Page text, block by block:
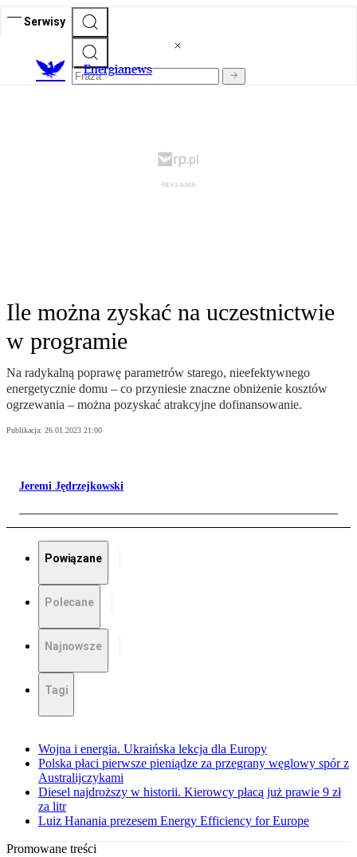
Serwisy
Energianews
Ile można zyskać na uczestnictwie
w programie
Na radykalną poprawę parametrów starego, nieefektywnego
energetycznie domu – co przyniesie znaczne obniżenie kosztów
ogrzewania – można pozyskać atrakcyjne dofinansowanie.
Publikacja: 26.01.2023 21:00
Jeremi Jędrzejkowski
Powiązane
Polecane
Najnowsze
Tagi
Wojna i energia. Ukraińska lekcja dla Europy
Polska płaci pierwsze pieniądze za przegrany węglowy spór z
Australijczykami
Diesel najdroższy w historii. Kierowcy płacą już prawie 9 zł
za litr
Luiz Hanania prezesem Energy Efficiency for Europe
Promowane treści